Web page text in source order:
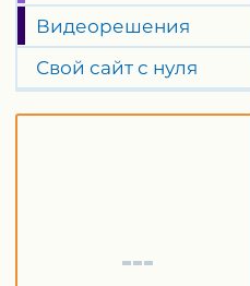
Видеорешения
Свой сайт с нуля